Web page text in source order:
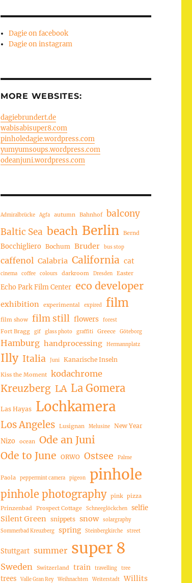
Dagie on facebook
Dagie on instagram
MORE WEBSITES:
dagiebrundert.de
wabisabisuper8.com
pinholedagie.wordpress.com
yumyumsoups.wordpress.com
odeanjuni.wordpress.com
Admiralbrücke Agfa autumn Bahnhof balcony
Baltic Sea beach Berlin Bernd
Bocchigliero Bochum Bruder bus stop
caffenol Calabria California cat
cinema coffee colours darkroom Dresden Easter
Echo Park Film Center eco developer
exhibition experimental expired film
film show film still flowers forest
Fort Bragg gif glass photo graffiti Greece Göteborg
Hamburg handprocessing Hermannplatz
Illy Italia Juni Kanarische Inseln
Kiss the Moment kodachrome
Kreuzberg LA La Gomera
Las Hayas Lochkamera
Los Angeles Lusignan Melusine New Year
Nizo ocean
Ode an Juni
Ode to June ORWO Ostsee Palme
Paola peppermint camera pigeon pinhole
pinhole photography pink pizza
Prinzenbad
Prospect Cottage Schneeglöckchen selfie
Silent Green snippets snow
solargraphy
Sommerbad Kreuzberg
spring Steinbergkirche street
Stuttgart summer super 8
Sweden Switzerland train travelling tree
trees Valle Gran Rey Weihnachten Weiterstadt Willits